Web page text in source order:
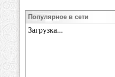
Популярное в сети